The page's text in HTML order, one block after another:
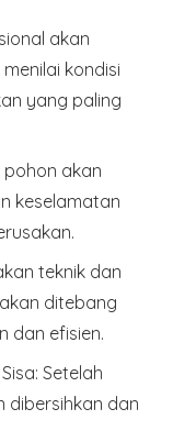
akan
kondisi
yang paling
pohon akan
keselamatan
teknik dan
ditebang
dan efisien.
: Setelah
dibersihkan dan